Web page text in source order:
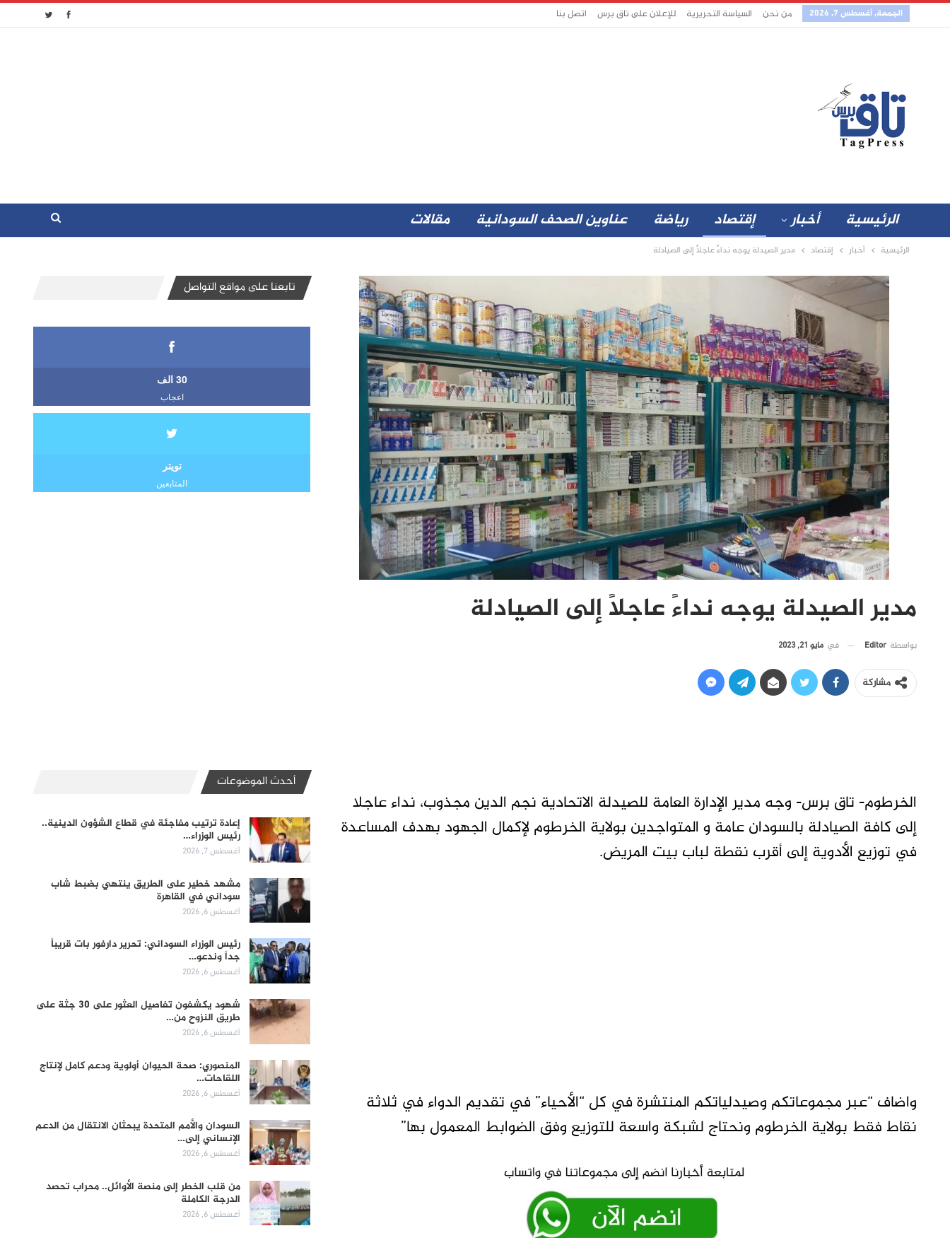
الجمعة, أغسطس 7, 2026 من نحن السياسة التحريرية للإعلان على تاق برس اتصل بنا
الرئيسية أخبار إقتصاد رياضة عناوين الصحف السودانية مقالات
الرئيسية أخبار إقتصاد مدير الصيدلة يوجه نداءً عاجلًا إلى الصيادلة
مدير الصيدلة يوجه نداءً عاجلًا إلى الصيادلة
بواسطة Editor في مايو 21, 2023
مشاركة
الخرطوم- تاق برس- وجه مدير الإدارة العامة للصيدلة الاتحادية نجم الدين مجذوب، نداء عاجلا
إلى كافة الصيادلة بالسودان عامة و المتواجدين بولاية الخرطوم لإكمال الجهود بهدف المساعدة
في توزيع الأدوية إلى أقرب نقطة لباب بيت المريض.
واضاف “عبر مجموعاتكم وصيدلياتكم المنتشرة في كل “الأحياء” في تقديم الدواء في ثلاثة
نقاط فقط بولاية الخرطوم ونحتاج لشبكة واسعة للتوزيع وفق الضوابط المعمول بها”
تابعنا على مواقع التواصل
30 الف
اعجاب
تويتر
المتابعين
أحدث الموضوعات
إعادة ترتيب مفاجئة في قطاع الشؤون الدينية..
رئيس الوزراء…
أغسطس 7, 2026
مشهد خطير على الطريق ينتهي بضبط شاب
سوداني في القاهرة
أغسطس 6, 2026
رئيس الوزراء السوداني: تحرير دارفور بات قريباً
جداً وندعو…
أغسطس 6, 2026
شهود يكشفون تفاصيل العثور على 30 جثة على
طريق النزوح من…
أغسطس 6, 2026
المنصوري: صحة الحيوان أولوية ودعم كامل لإنتاج
اللقاحات…
أغسطس 6, 2026
السودان والأمم المتحدة يبحثان الانتقال من الدعم
الإنساني إلى…
أغسطس 6, 2026
من قلب الخطر إلى منصة الأوائل.. محراب تحصد
الدرجة الكاملة
أغسطس 6, 2026